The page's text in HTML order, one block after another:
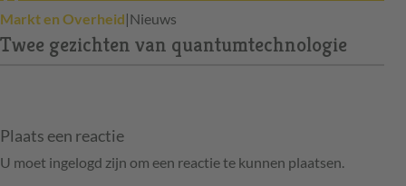
Markt en Overheid|Nieuws
Twee gezichten van quantumtechnologie
Plaats een reactie
U moet ingelogd zijn om een reactie te kunnen plaatsen.